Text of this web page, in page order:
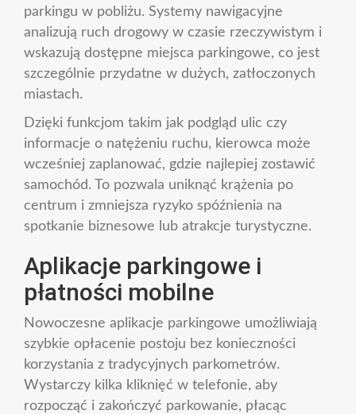
parkingu w pobliżu. Systemy nawigacyjne
analizują ruch drogowy w czasie rzeczywistym i
wskazują dostępne miejsca parkingowe, co jest
szczególnie przydatne w dużych, zatłoczonych
miastach.
Dzięki funkcjom takim jak podgląd ulic czy
informacje o natężeniu ruchu, kierowca może
wcześniej zaplanować, gdzie najlepiej zostawić
samochód. To pozwala uniknąć krążenia po
centrum i zmniejsza ryzyko spóźnienia na
spotkanie biznesowe lub atrakcje turystyczne.
Aplikacje parkingowe i
płatności mobilne
Nowoczesne aplikacje parkingowe umożliwiają
szybkie opłacenie postoju bez konieczności
korzystania z tradycyjnych parkometrów.
Wystarczy kilka kliknięć w telefonie, aby
rozpocząć i zakończyć parkowanie, płacąc